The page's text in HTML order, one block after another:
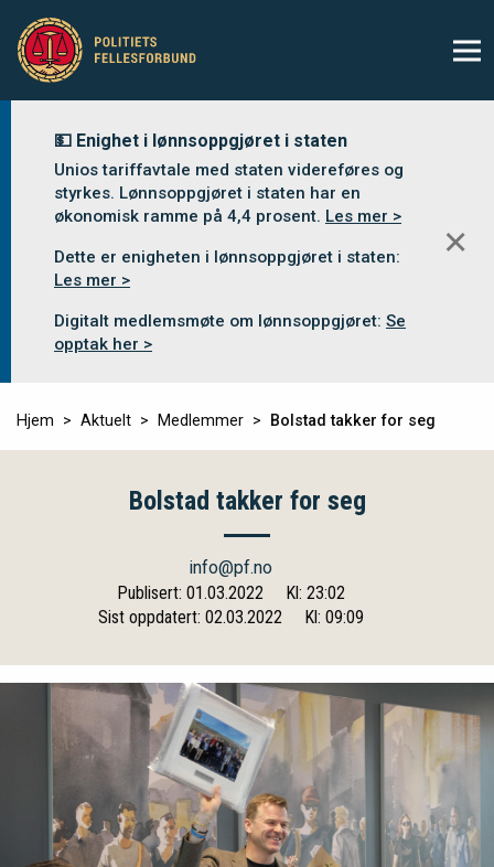
💵 Enighet i lønnsoppgjøret i staten
Unios tariffavtale med staten videreføres og
styrkes. Lønnsoppgjøret i staten har en
økonomisk ramme på 4,4 prosent. Les mer >
Dette er enigheten i lønnsoppgjøret i staten:
Les mer >
Digitalt medlemsmøte om lønnsoppgjøret: Se
opptak her >
✕
Hjem Aktuelt Medlemmer Bolstad takker for seg
Bolstad takker for seg
info@pf.no
Publisert: 01.03.2022
Kl: 23:02
Sist oppdatert: 02.03.2022
Kl: 09:09